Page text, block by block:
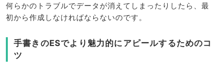
何らかのトラブルでデータが消えてしまったりしたら、最
初から作成しなければならないのです。
手書きのESでより魅力的にアピールするためのコ
ツ